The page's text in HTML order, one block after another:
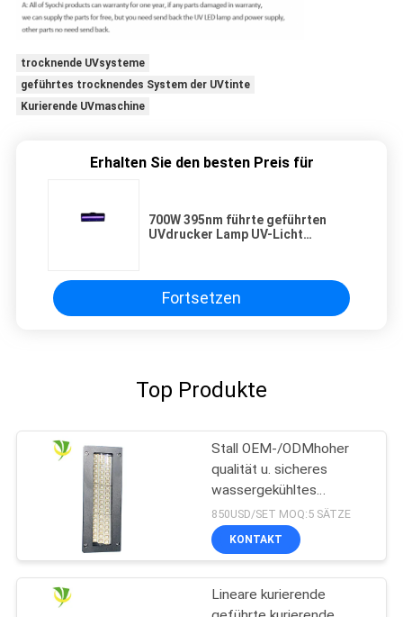
trocknende UVsysteme
geführtes trocknendes System der UVtinte
Kurierende UVmaschine
Erhalten Sie den besten Preis für
700W 395nm führte geführten
UVdrucker Lamp UV-Licht
Fortsetzen
Top Produkte
Stall OEM-/ODMhoher
qualität u. sicheres
wassergekühltes
Wasserkühlung LED
kurierendes UVsystem
für Offsetdruckmaschine
850USD/SET MOQ:5 SÄTZE
KONTAKT
Lineare kurierende